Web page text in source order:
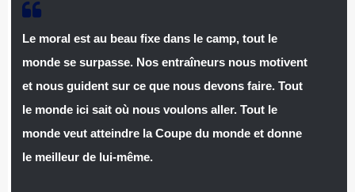
Le moral est au beau fixe dans le camp, tout le
monde se surpasse. Nos entraîneurs nous motivent
et nous guident sur ce que nous devons faire. Tout
le monde ici sait où nous voulons aller. Tout le
monde veut atteindre la Coupe du monde et donne
le meilleur de lui-même.